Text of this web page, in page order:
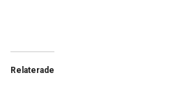
Relaterade